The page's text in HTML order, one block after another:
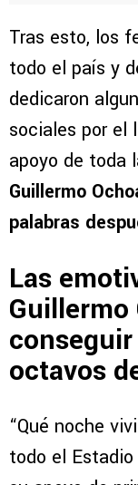
Tras esto, los
todo el país y
dedicaron
sociales por el
apoyo de toda
Guillermo
palabras
Las
Guillermo
octavos
“Qué noche
todo el